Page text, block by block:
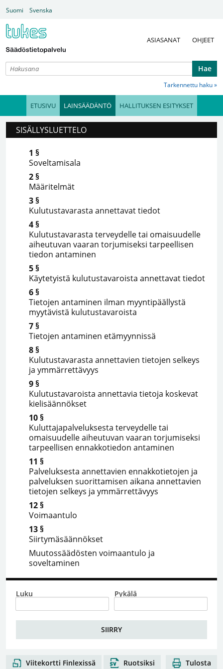
Siirry
sisältöön
Suomi Svenska
Hakusana Hae
Tarkennettu haku
ASIASANAT OHJEET
ETUSIVU LAINSÄÄDÄNTÖ HALLITUKSEN ESITYKSET
SISÄLLYSLUETTELO
1 §
Soveltamisala
2 §
Määritelmät
3 §
Kulutustavarasta annettavat tiedot
4 §
Kulutustavarasta terveydelle tai omaisuudelle
aiheutuvan vaaran torjumiseksi tarpeellisen
tiedon antaminen
5 §
Käytetyistä kulutustavaroista annettavat tiedot
6 §
Tietojen antaminen ilman myyntipäällystä
myytävistä kulutustavaroista
7 §
Tietojen antaminen etämyynnissä
8 §
Kulutustavarasta annettavien tietojen selkeys
ja ymmärrettävyys
9 §
Kulutustavaroista annettavia tietoja koskevat
kielisäännökset
10 §
Kuluttajapalveluksesta terveydelle tai
omaisuudelle aiheutuvan vaaran torjumiseksi
tarpeellisen ennakkotiedon antaminen
11 §
Palveluksesta annettavien ennakkotietojen ja
palveluksen suorittamisen aikana annettavien
tietojen selkeys ja ymmärrettävyys
12 §
Voimaantulo
13 §
Siirtymäsäännökset
Muutossäädösten voimaantulo ja
soveltaminen
Luku Pykälä
Viitekortti Finlexissä Ruotsiksi Tulosta